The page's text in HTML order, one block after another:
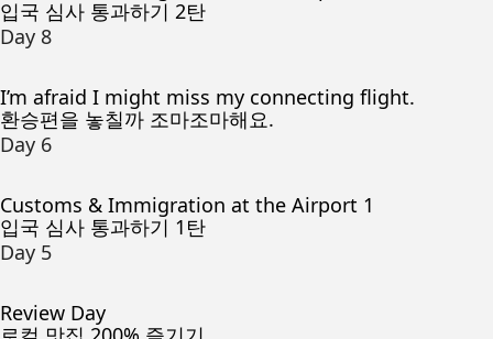
입국 심사 통과하기 2탄
Day 8
I’m afraid I might miss my connecting flight.
환승편을 놓칠까 조마조마해요.
Day 6
Customs & Immigration at the Airport 1
입국 심사 통과하기 1탄
Day 5
Review Day